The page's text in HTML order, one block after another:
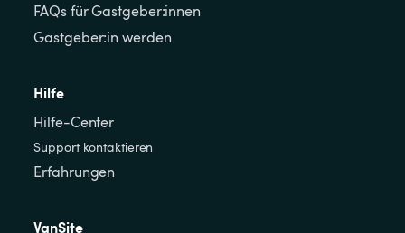
FAQs für Gastgeber:innen
Gastgeber:in werden
Hilfe
Hilfe-Center
Support kontaktieren
Erfahrungen
VanSite